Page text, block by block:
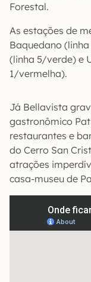
Forestal.
As estações de
Baquedano
(linha 5/verde) e
1/vermelha).
Já Bellavista
gastronômico
restaurantes e
do Cerro San
atrações
casa-museu de